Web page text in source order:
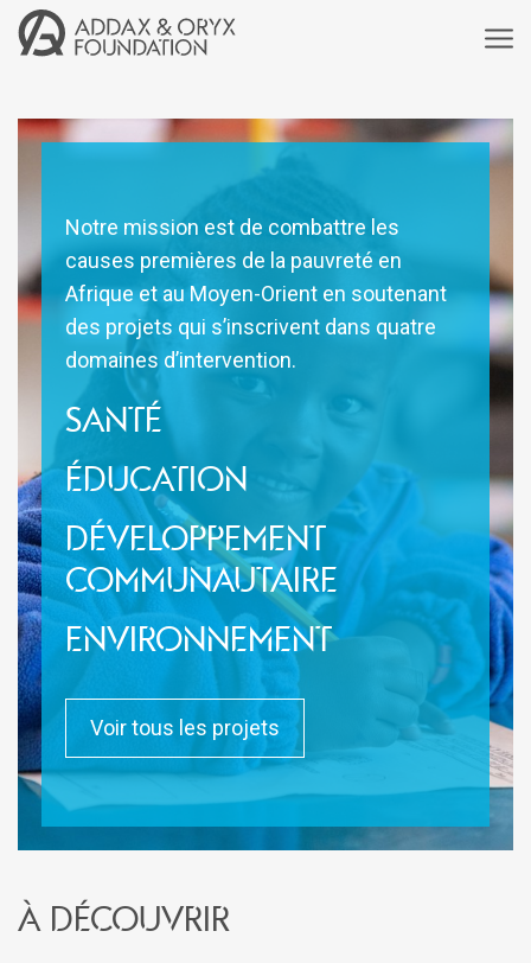
Notre mission est de combattre les
causes premières de la pauvreté en
Afrique et au Moyen-Orient en soutenant
des projets qui s’inscrivent dans quatre
domaines d’intervention.
santé
éducation
Développement
communautaire
environnement
Voir tous les projets
à découvrir